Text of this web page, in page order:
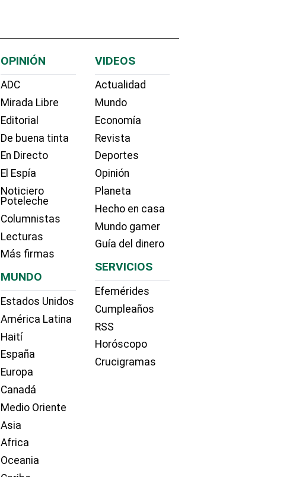
OPINIÓN
ADC
Mirada Libre
Editorial
De buena tinta
En Directo
El Espía
Noticiero
Poteleche
Columnistas
Lecturas
Más firmas
MUNDO
Estados Unidos
América Latina
Haití
España
Europa
Canadá
Medio Oriente
Asia
Africa
Oceania
VIDEOS
Actualidad
Mundo
Economía
Revista
Deportes
Opinión
Planeta
Hecho en casa
Mundo gamer
Guía del dinero
SERVICIOS
Efemérides
Cumpleaños
RSS
Horóscopo
Crucigramas